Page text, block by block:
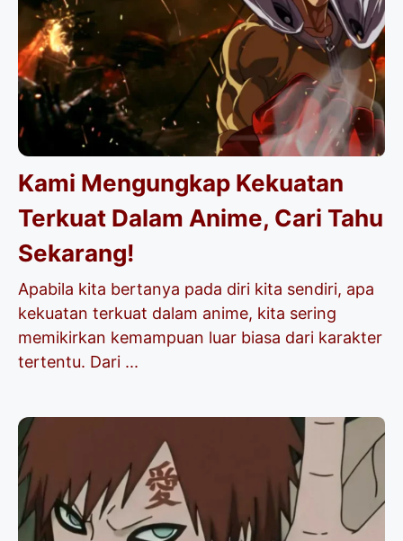
Kami Mengungkap Kekuatan
Terkuat Dalam Anime, Cari Tahu
Sekarang!
Apabila kita bertanya pada diri kita sendiri, apa
kekuatan terkuat dalam anime, kita sering
memikirkan kemampuan luar biasa dari karakter
tertentu. Dari ...